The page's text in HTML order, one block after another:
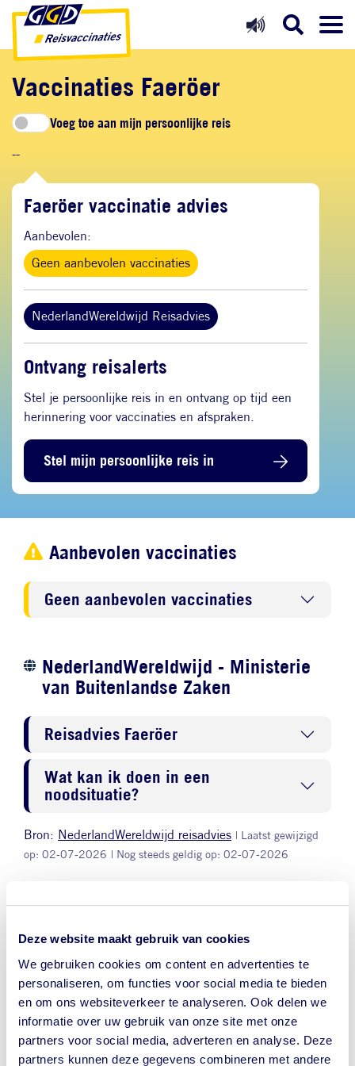
Deze website maakt gebruik van cookies
We gebruiken cookies om content en advertenties te
personaliseren, om functies voor social media te bieden
en om ons websiteverkeer te analyseren. Ook delen we
informatie over uw gebruik van onze site met onze
partners voor social media, adverteren en analyse. Deze
partners kunnen deze gegevens combineren met andere
Direct naar inhoud
Direct naar hoofdnavigatie
Direct naar zoekfunctie
Vaccinaties Faeröer
Voeg toe aan mijn persoonlijke reis
--
Faeröer vaccinatie advies
Aanbevolen:
Geen aanbevolen vaccinaties
NederlandWereldwijd Reisadvies
Ontvang reisalerts
Stel je persoonlijke reis in en ontvang op tijd een
herinnering voor vaccinaties en afspraken.
Stel mijn persoonlijke reis in
Aanbevolen vaccinaties
Geen aanbevolen vaccinaties
NederlandWereldwijd - Ministerie
van Buitenlandse Zaken
Reisadvies Faeröer
Wat kan ik doen in een
noodsituatie?
Bron: NederlandWereldwijd reisadvies | Laatst gewijzigd
op: 02-07-2026 | Nog steeds geldig op: 02-07-2026
Veel gestelde vragen over reizen naar
Faeröer
Hieronder vind je antwoorden op de meest gestelde
vragen over vaccinaties en gezondheidsadviezen voor
Faeröer.